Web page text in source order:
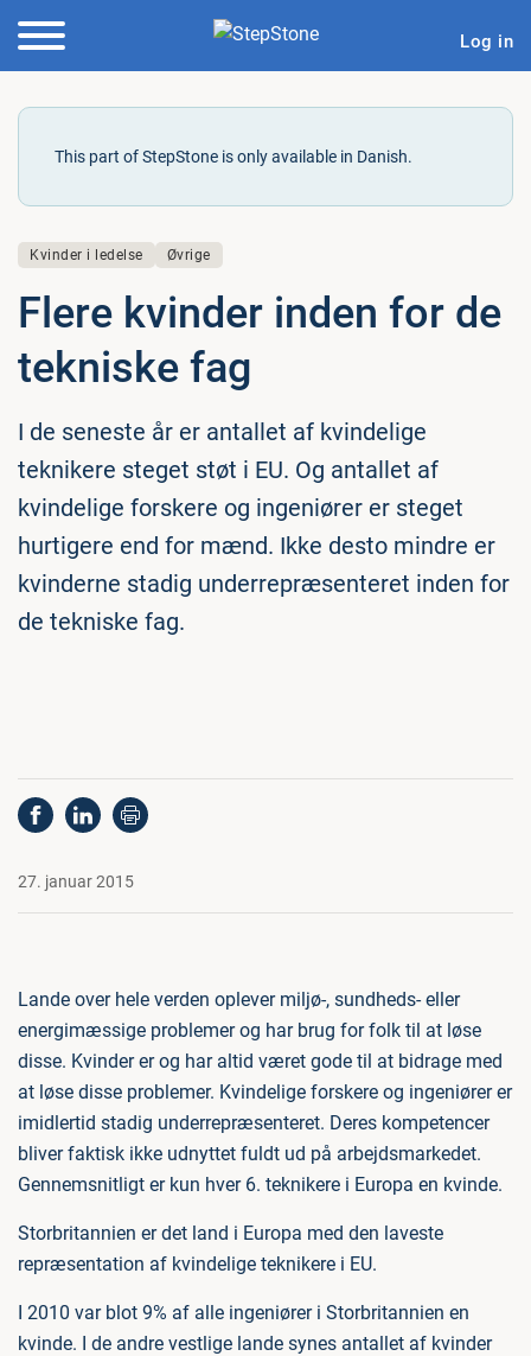
Log in
This part of StepStone is only available in Danish.
Kvinder i ledelse Øvrige
Flere kvinder inden for de
tekniske fag
I de seneste år er antallet af kvindelige
teknikere steget støt i EU. Og antallet af
kvindelige forskere og ingeniører er steget
hurtigere end for mænd. Ikke desto mindre er
kvinderne stadig underrepræsenteret inden for
de tekniske fag.
27. januar 2015
Lande over hele verden oplever miljø-, sundheds- eller
energimæssige problemer og har brug for folk til at løse
disse. Kvinder er og har altid været gode til at bidrage med
at løse disse problemer. Kvindelige forskere og ingeniører er
imidlertid stadig underrepræsenteret. Deres kompetencer
bliver faktisk ikke udnyttet fuldt ud på arbejdsmarkedet.
Gennemsnitligt er kun hver 6. teknikere i Europa en kvinde.
Storbritannien er det land i Europa med den laveste
repræsentation af kvindelige teknikere i EU.
I 2010 var blot 9% af alle ingeniører i Storbritannien en
kvinde. I de andre vestlige lande synes antallet af kvinder